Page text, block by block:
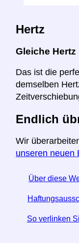
Hertz
Gleiche Hertz
Das ist die
demselben
Endlich
Wir
unseren neuen
Über diese
So verlinken